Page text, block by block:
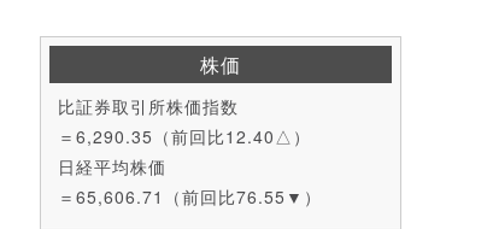
株価
比証券取引所株価指数
＝6,290.35（前回比12.40△）
日経平均株価
＝65,606.71（前回比76.55▼）